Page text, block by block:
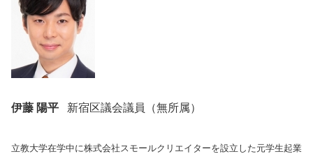
伊藤 陽平 新宿区議会議員（無所属）
立教大学在学中に株式会社スモールクリエイターを設立した元学生起業